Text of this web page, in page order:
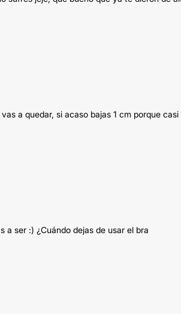
a quedar, si acaso bajas 1 cm porque casi
ser :) ¿Cuándo dejas de usar el bra